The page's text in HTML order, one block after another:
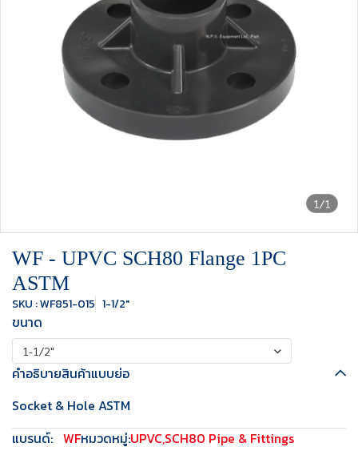
1/1
WF - UPVC SCH80 Flange 1PC
ASTM
SKU : WF851-015 1-1/2"
ขนาด
1-1/2"
คำอธิบายสินค้าแบบย่อ
Socket & Hole ASTM
แบรนด์: WFหมวดหมู่:UPVC,SCH80 Pipe & Fittings